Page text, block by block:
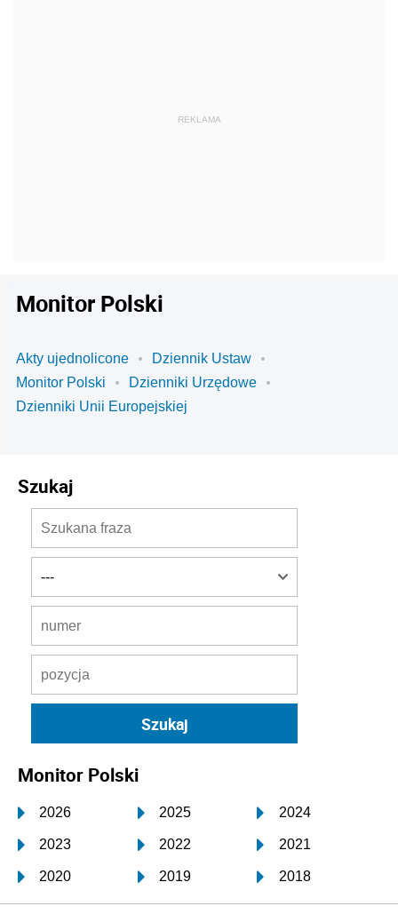
Monitor Polski
Akty ujednolicone
Dziennik Ustaw
Monitor Polski
Dzienniki Urzędowe
Dzienniki Unii Europejskiej
Szukaj
Monitor Polski
2026 2025 2024
2023 2022 2021
2020 2019 2018
2017 2016 2015